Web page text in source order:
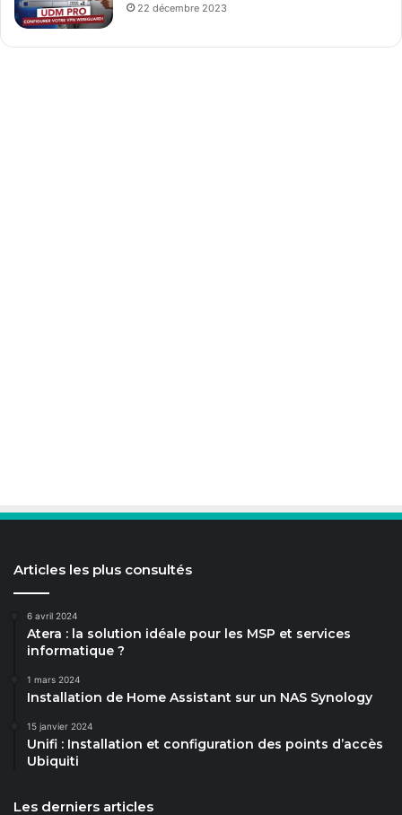
22 décembre 2023
Articles les plus consultés
6 avril 2024
Atera : la solution idéale pour les MSP et services
informatique ?
1 mars 2024
Installation de Home Assistant sur un NAS Synology
15 janvier 2024
Unifi : Installation et configuration des points d’accès
Ubiquiti
Les derniers articles